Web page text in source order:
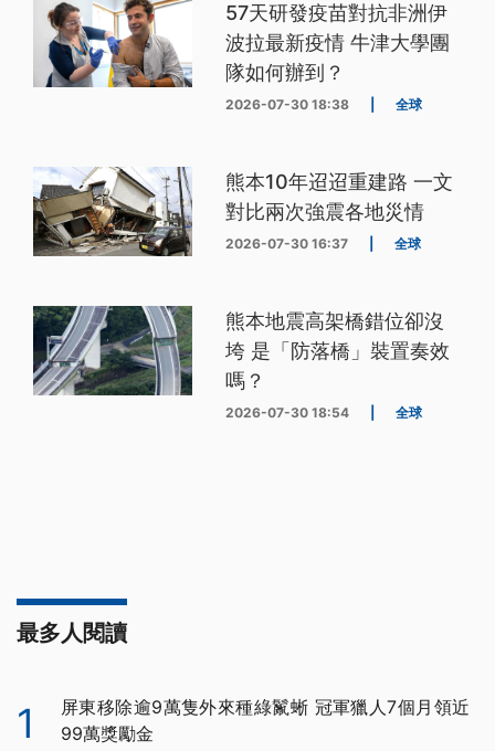
57天研發疫苗對抗非洲伊
波拉最新疫情 牛津大學團
隊如何辦到？
2026-07-30 18:38 全球
熊本10年迢迢重建路 一文
對比兩次強震各地災情
2026-07-30 16:37 全球
熊本地震高架橋錯位卻沒
垮 是「防落橋」裝置奏效
嗎？
2026-07-30 18:54 全球
最多人閱讀
1
屏東移除逾9萬隻外來種綠鬣蜥 冠軍獵人7個月領近
99萬獎勵金